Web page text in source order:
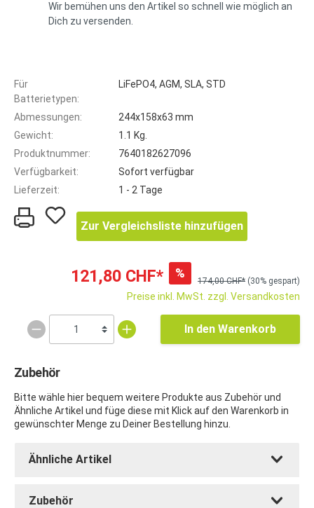
Wir bemühen uns den Artikel so schnell wie möglich an
Dich zu versenden.
Für
Batterietypen:
LiFePO4, AGM, SLA, STD
Abmessungen:
244x158x63 mm
Gewicht:
1.1 Kg.
Produktnummer:
7640182627096
Verfügbarkeit:
Sofort verfügbar
Lieferzeit:
1 - 2 Tage
Zur Vergleichsliste hinzufügen
121,80 CHF* %
174,00 CHF* (30% gespart)
Preise inkl. MwSt. zzgl. Versandkosten
In den Warenkorb
Zubehör
Bitte wähle hier bequem weitere Produkte aus Zubehör und
Ähnliche Artikel und füge diese mit Klick auf den Warenkorb in
gewünschter Menge zu Deiner Bestellung hinzu.
Ähnliche Artikel
Zubehör